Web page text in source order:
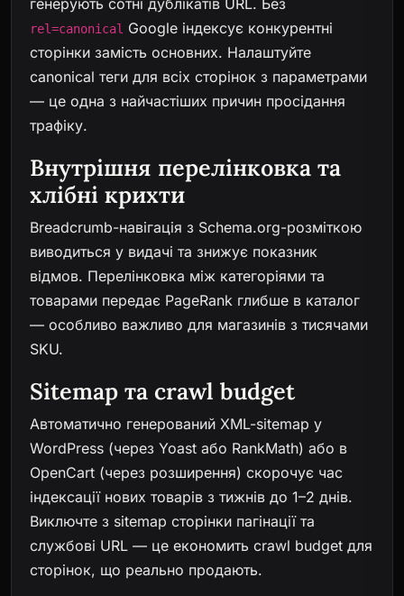
генерують сотні дублікатів URL. Без
rel=canonical Google індексує конкурентні
сторінки замість основних. Налаштуйте
canonical теги для всіх сторінок з параметрами
— це одна з найчастіших причин просідання
трафіку.
Внутрішня перелінковка та
хлібні крихти
Breadcrumb-навігація з Schema.org-розміткою
виводиться у видачі та знижує показник
відмов. Перелінковка між категоріями та
товарами передає PageRank глибше в каталог
— особливо важливо для магазинів з тисячами
SKU.
Sitemap та crawl budget
Автоматично генерований XML-sitemap у
WordPress (через Yoast або RankMath) або в
OpenCart (через розширення) скорочує час
індексації нових товарів з тижнів до 1–2 днів.
Виключте з sitemap сторінки пагінації та
службові URL — це економить crawl budget для
сторінок, що реально продають.